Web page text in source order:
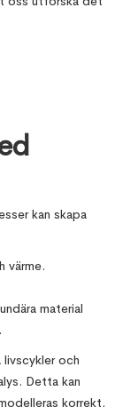
kan skapa
värme.
material
livscykler och
Detta kan
korrekt.